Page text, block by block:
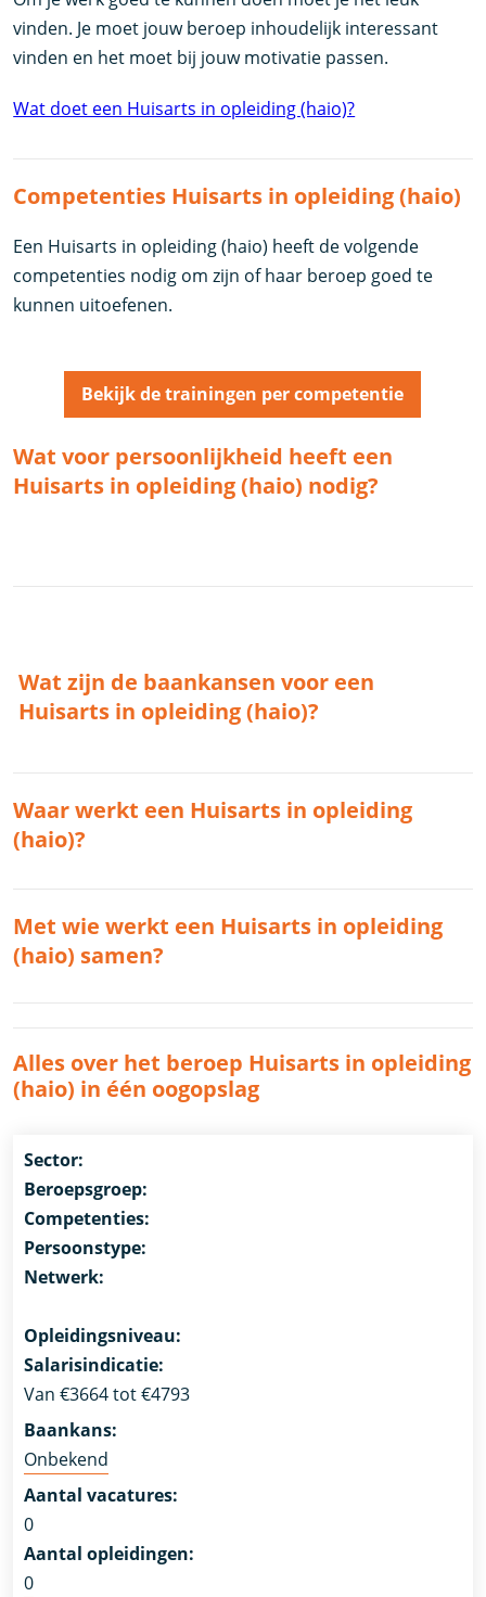
vinden. Je moet jouw beroep inhoudelijk interessant
vinden en het moet bij jouw motivatie passen.
Wat doet een Huisarts in opleiding (haio)?
Competenties Huisarts in opleiding (haio)
Een Huisarts in opleiding (haio) heeft de volgende
competenties nodig om zijn of haar beroep goed te
kunnen uitoefenen.
Bekijk de trainingen per competentie
Wat voor persoonlijkheid heeft een
Huisarts in opleiding (haio) nodig?
Wat zijn de baankansen voor een
Huisarts in opleiding (haio)?
Waar werkt een Huisarts in opleiding
(haio)?
Met wie werkt een Huisarts in opleiding
(haio) samen?
Alles over het beroep Huisarts in opleiding
(haio) in één oogopslag
Sector:
Beroepsgroep:
Competenties:
Persoonstype:
Netwerk:
Opleidingsniveau:
Salarisindicatie:
Van €3664 tot €4793
Baankans:
Onbekend
Aantal vacatures:
0
Aantal opleidingen:
0